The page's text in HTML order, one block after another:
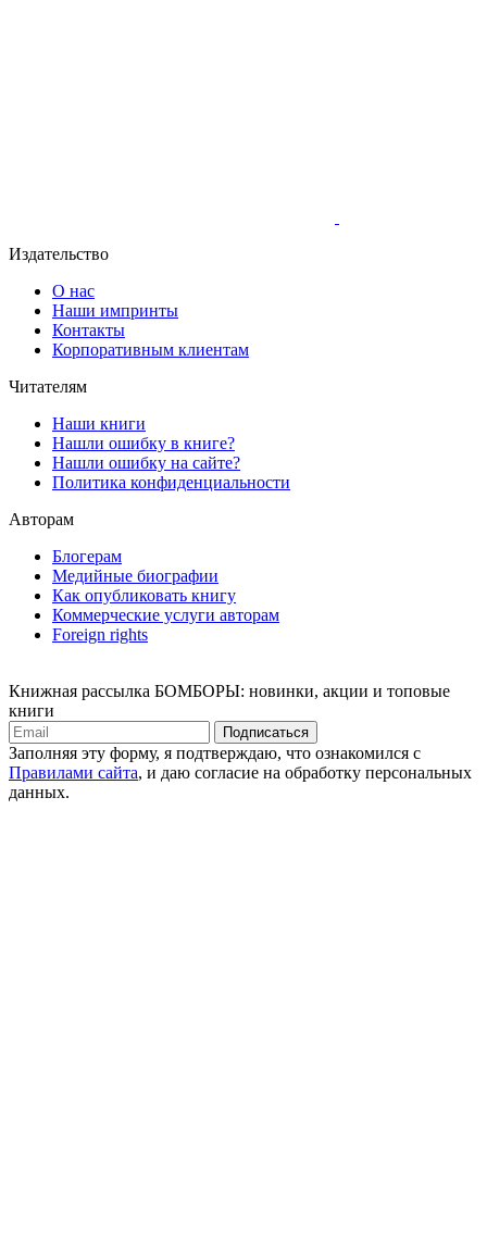
Издательство
О нас
Наши импринты
Контакты
Корпоративным клиентам
Читателям
Наши книги
Нашли ошибку в книге?
Нашли ошибку на сайте?
Политика конфиденциальности
Авторам
Блогерам
Медийные биографии
Как опубликовать книгу
Коммерческие услуги авторам
Foreign rights
Книжная рассылка БОМБОРЫ: новинки, акции и топовые
книги
Подписаться
Заполняя эту форму, я подтверждаю, что ознакомился с
Правилами сайта, и даю согласие на обработку персональных
данных.